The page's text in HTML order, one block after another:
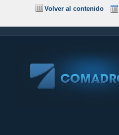
Volver al contenido